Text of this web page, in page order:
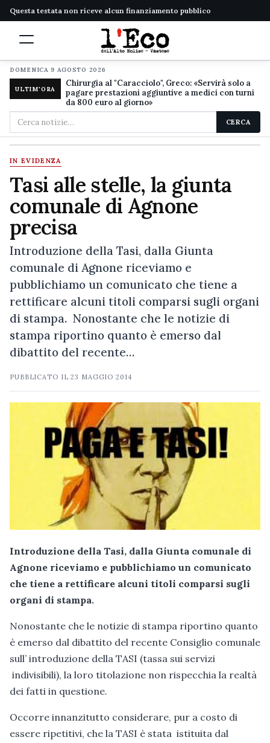
Questa testata non riceve alcun finanziamento pubblico
DOMENICA 9 AGOSTO 2026
ULTIM'ORA
Chirurgia al "Caracciolo", Greco: «Servirà solo a
pagare prestazioni aggiuntive a medici con turni
da 800 euro al giorno»
Cerca
nel
sito
CERCA
IN EVIDENZA
Tasi alle stelle, la giunta
comunale di Agnone
precisa
Introduzione della Tasi, dalla Giunta
comunale di Agnone riceviamo e
pubblichiamo un comunicato che tiene a
rettificare alcuni titoli comparsi sugli organi
di stampa. Nonostante che le notizie di
stampa riportino quanto è emerso dal
dibattito del recente…
PUBBLICATO IL23 MAGGIO 2014
Introduzione della Tasi, dalla Giunta comunale di
Agnone riceviamo e pubblichiamo un comunicato
che tiene a rettificare alcuni titoli comparsi sugli
organi di stampa.
Nonostante che le notizie di stampa riportino quanto
è emerso dal dibattito del recente Consiglio comunale
sull’ introduzione della TASI (tassa sui servizi
indivisibili), la loro titolazione non rispecchia la realtà
dei fatti in questione.
Occorre innanzitutto considerare, pur a costo di
essere ripetitivi, che la TASI è stata istituita dal